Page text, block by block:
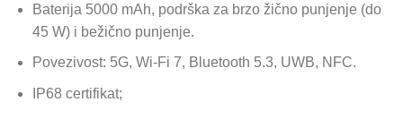
Baterija 5000 mAh, podrška za brzo žično punjenje (do
45 W) i bežično punjenje.
Povezivost: 5G, Wi‑Fi 7, Bluetooth 5.3, UWB, NFC.
IP68 certifikat;